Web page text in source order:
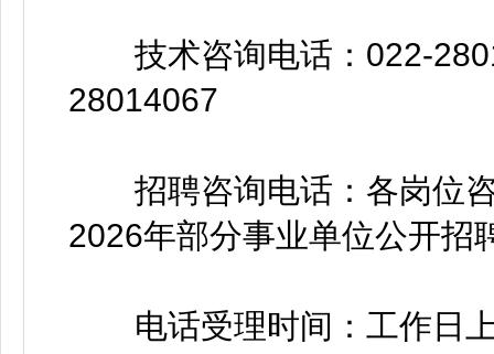
技术咨询电话：022-
28014067
招聘咨询电话：各岗位咨
2026年部分事业单位公开招
电话受理时间：工作日上